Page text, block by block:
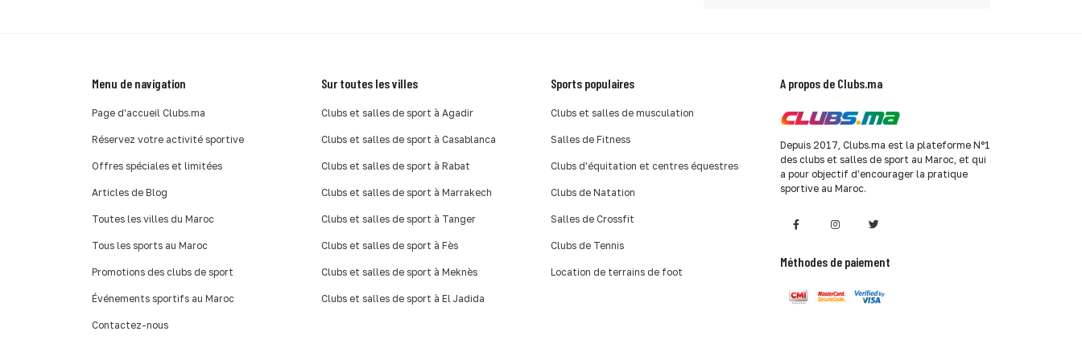
Menu de navigation
Page d'accueil Clubs.ma
Réservez votre activité sportive
Offres spéciales et limitées
Articles de Blog
Toutes les villes du Maroc
Tous les sports au Maroc
Promotions des clubs de sport
Événements sportifs au Maroc
Contactez-nous
Sur toutes les villes
Clubs et salles de sport à Agadir
Clubs et salles de sport à Casablanca
Clubs et salles de sport à Rabat
Clubs et salles de sport à Marrakech
Clubs et salles de sport à Tanger
Clubs et salles de sport à Fès
Clubs et salles de sport à Meknès
Clubs et salles de sport à El Jadida
Sports populaires
Clubs et salles de musculation
Salles de Fitness
Clubs d'équitation et centres équestres
Clubs de Natation
Salles de Crossfit
Clubs de Tennis
Location de terrains de foot
A propos de Clubs.ma
Depuis 2017, Clubs.ma est la plateforme N°1
des clubs et salles de sport au Maroc, et qui
a pour objectif d'encourager la pratique
sportive au Maroc.
Méthodes de paiement